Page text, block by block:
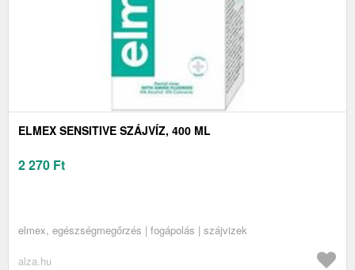
ELMEX SENSITIVE SZÁJVÍZ, 400 ML
2 270 Ft
elmex, egészségmegőrzés | fogápolás | szájvizek
alza.hu